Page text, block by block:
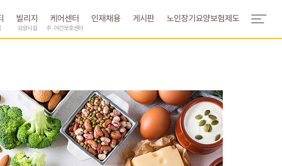
빌리지
요양시설
케어센터
주 · 야간보호센터
인재채용 게시판 노인장기요양보험제도